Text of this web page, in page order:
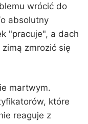
wrócić do
absolutny
"pracuje", a dach
zmrozić się
martwym.
które
reaguje z